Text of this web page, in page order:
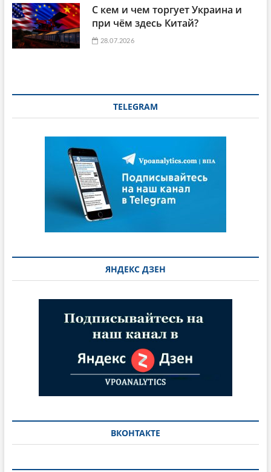
С кем и чем торгует Украина и
при чём здесь Китай?
28.07.2026
TELEGRAM
ЯНДЕКС ДЗЕН
ВКОНТАКТЕ